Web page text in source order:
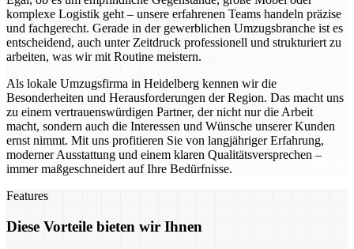
komplexe Logistik geht – unsere erfahrenen Teams handeln präzise
und fachgerecht. Gerade in der gewerblichen Umzugsbranche ist es
entscheidend, auch unter Zeitdruck professionell und strukturiert zu
arbeiten, was wir mit Routine meistern.
Als lokale Umzugsfirma in Heidelberg kennen wir die
Besonderheiten und Herausforderungen der Region. Das macht uns
zu einem vertrauenswürdigen Partner, der nicht nur die Arbeit
macht, sondern auch die Interessen und Wünsche unserer Kunden
ernst nimmt. Mit uns profitieren Sie von langjähriger Erfahrung,
moderner Ausstattung und einem klaren Qualitätsversprechen –
immer maßgeschneidert auf Ihre Bedürfnisse.
Features
Diese Vorteile bieten wir Ihnen